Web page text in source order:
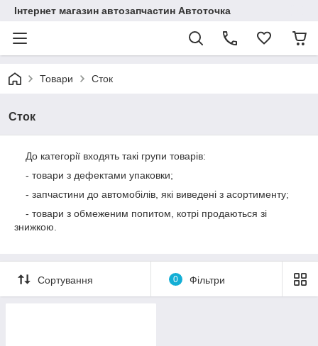
Інтернет магазин автозапчастин Автоточка
Товари Сток
Сток
До категорії входять такі групи товарів:
- товари з дефектами упаковки;
- запчастини до автомобілів, які виведені з асортименту;
- товари з обмеженим попитом, котрі продаються зі
знижкою.
Сортування 0 Фільтри